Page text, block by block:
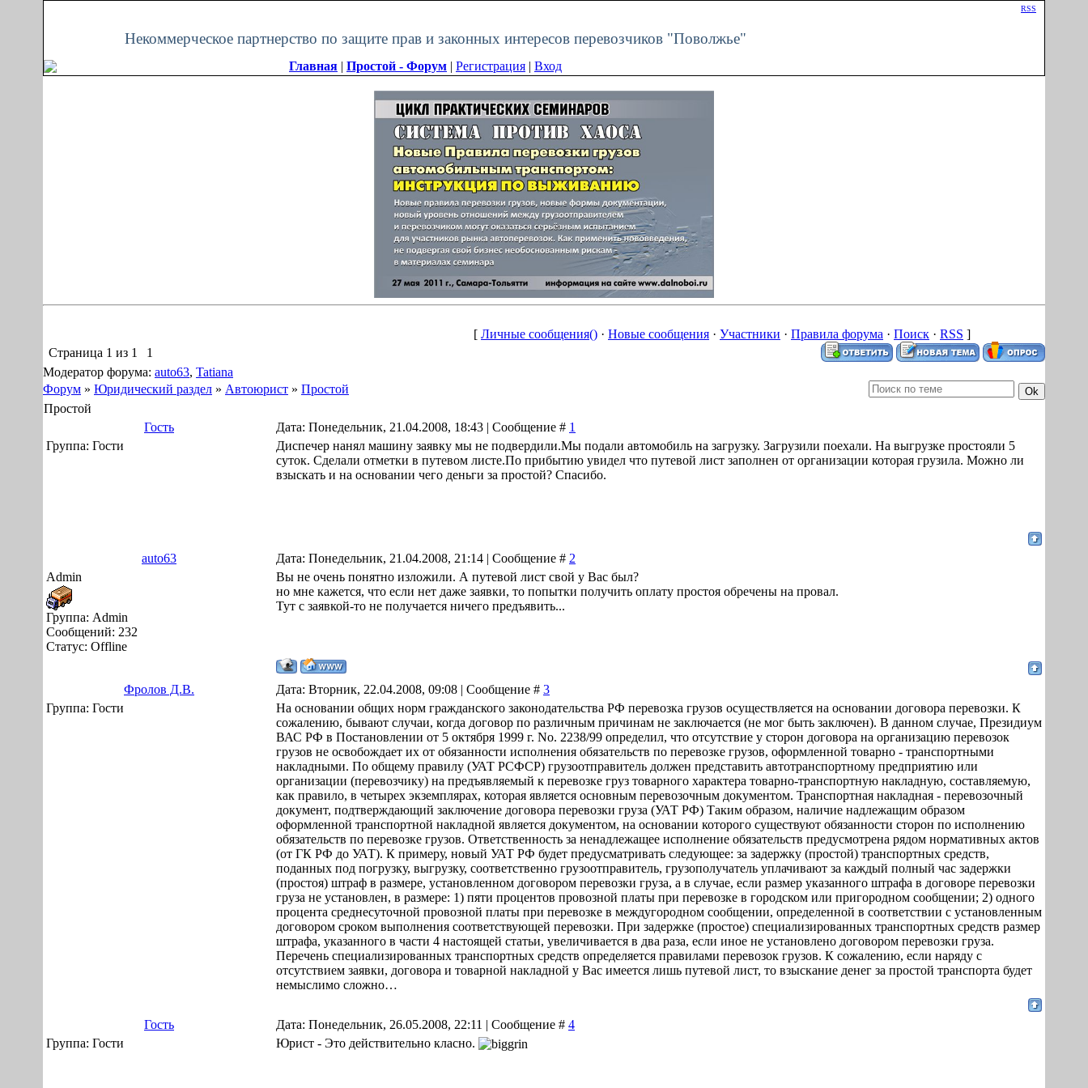
RSS
Некоммерческое партнерство по защите прав и законных интересов перевозчиков "Поволжье"
Главная | Простой - Форум | Регистрация | Вход
[ Личные сообщения() · Новые сообщения · Участники · Правила форума · Поиск · RSS ]
Страница 1 из 1
1
Модератор форума: auto63, Tatiana
Форум » Юридический раздел » Автоюрист » Простой
Простой
Гость
Дата: Понедельник, 21.04.2008, 18:43 | Сообщение # 1
Группа: Гости
Диспечер нанял машину заявку мы не подвердили.Мы подали автомобиль на загрузку. Загрузили поехали. На выгрузке простояли 5
суток. Сделали отметки в путевом листе.По прибытию увидел что путевой лист заполнен от организации которая грузила. Можно ли
взыскать и на основании чего деньги за простой? Спасибо.
auto63 Дата: Понедельник, 21.04.2008, 21:14 | Сообщение # 2
Admin
Группа: Аdmin
Сообщений: 232
Статус: Offline
Вы не очень понятно изложили. А путевой лист свой у Вас был?
но мне кажется, что если нет даже заявки, то попытки получить оплату простоя обречены на провал.
Тут с заявкой-то не получается ничего предъявить...
Фролов Д.В. Дата: Вторник, 22.04.2008, 09:08 | Сообщение # 3
Группа: Гости
На основании общих норм гражданского законодательства РФ перевозка грузов осуществляется на основании договора перевозки. К
сожалению, бывают случаи, когда договор по различным причинам не заключается (не мог быть заключен). В данном случае, Президиум
ВАС РФ в Постановлении от 5 октября 1999 г. No. 2238/99 определил, что отсутствие у сторон договора на организацию перевозок
грузов не освобождает их от обязанности исполнения обязательств по перевозке грузов, оформленной товарно - транспортными
накладными. По общему правилу (УАТ РСФСР) грузоотправитель должен представить автотранспортному предприятию или
организации (перевозчику) на предъявляемый к перевозке груз товарного характера товарно-транспортную накладную, составляемую,
как правило, в четырех экземплярах, которая является основным перевозочным документом. Транспортная накладная - перевозочный
документ, подтверждающий заключение договора перевозки груза (УАТ РФ) Таким образом, наличие надлежащим образом
оформленной транспортной накладной является документом, на основании которого существуют обязанности сторон по исполнению
обязательств по перевозке грузов. Ответственность за ненадлежащее исполнение обязательств предусмотрена рядом нормативных актов
(от ГК РФ до УАТ). К примеру, новый УАТ РФ будет предусматривать следующее: за задержку (простой) транспортных средств,
поданных под погрузку, выгрузку, соответственно грузоотправитель, грузополучатель уплачивают за каждый полный час задержки
(простоя) штраф в размере, установленном договором перевозки груза, а в случае, если размер указанного штрафа в договоре перевозки
груза не установлен, в размере: 1) пяти процентов провозной платы при перевозке в городском или пригородном сообщении; 2) одного
процента среднесуточной провозной платы при перевозке в междугородном сообщении, определенной в соответствии с установленным
договором сроком выполнения соответствующей перевозки. При задержке (простое) специализированных транспортных средств размер
штрафа, указанного в части 4 настоящей статьи, увеличивается в два раза, если иное не установлено договором перевозки груза.
Перечень специализированных транспортных средств определяется правилами перевозок грузов. К сожалению, если наряду с
отсутствием заявки, договора и товарной накладной у Вас имеется лишь путевой лист, то взыскание денег за простой транспорта будет
немыслимо сложно…
Гость Дата: Понедельник, 26.05.2008, 22:11 | Сообщение # 4
Группа: Гости
Юрист - Это действительно класно.